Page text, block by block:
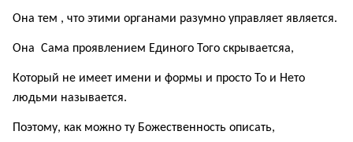
Она тем , что этими органами разумно управляет является.
Она Сама проявлением Единого Того скрываетсяа,
Который не имеет имени и формы и просто То и Нето
людьми называется.
Поэтому, как можно ту Божественность описать,